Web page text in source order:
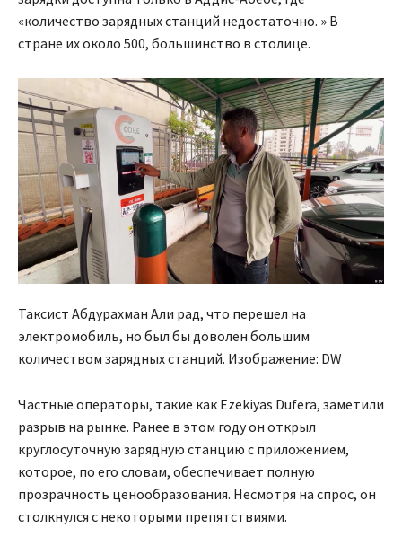
«количество зарядных станций недостаточно. » В
стране их около 500, большинство в столице.
Таксист Абдурахман Али рад, что перешел на
электромобиль, но был бы доволен большим
количеством зарядных станций. Изображение: DW
Частные операторы, такие как Ezekiyas Dufera, заметили
разрыв на рынке. Ранее в этом году он открыл
круглосуточную зарядную станцию с приложением,
которое, по его словам, обеспечивает полную
прозрачность ценообразования. Несмотря на спрос, он
столкнулся с некоторыми препятствиями.